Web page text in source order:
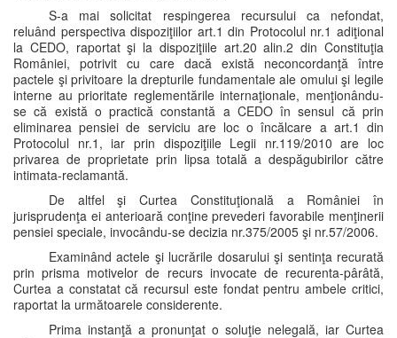
S-a mai solicitat respingerea recursului ca nefondat,
reluând perspectiva dispoziţiilor art.1 din Protocolul nr.1 adiţional
la CEDO, raportat şi la dispoziţiile art.20 alin.2 din Constituţia
României, potrivit cu care dacă există neconcordanţă între
pactele şi privitoare la drepturile fundamentale ale omului şi legile
interne au prioritate reglementările internaţionale, menţionându-
se că există o practică constantă a CEDO în sensul că prin
eliminarea pensiei de serviciu are loc o încălcare a art.1 din
Protocolul nr.1, iar prin dispoziţiile Legii nr.119/2010 are loc
privarea de proprietate prin lipsa totală a despăgubirilor către
intimata-reclamantă.
De altfel şi Curtea Constituţională a României în
jurisprudenţa ei anterioară conţine prevederi favorabile menţinerii
pensiei speciale, invocându-se decizia nr.375/2005 şi nr.57/2006.
Examinând actele şi lucrările dosarului şi sentinţa recurată
prin prisma motivelor de recurs invocate de recurenta-pârâtă,
Curtea a constatat că recursul este fondat pentru ambele critici,
raportat la următoarele considerente.
Prima instanţă a pronunţat o soluţie nelegală, iar Curtea